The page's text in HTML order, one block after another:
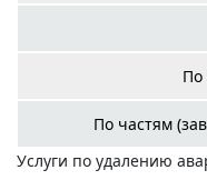
По
По частям
Услуги по удалению